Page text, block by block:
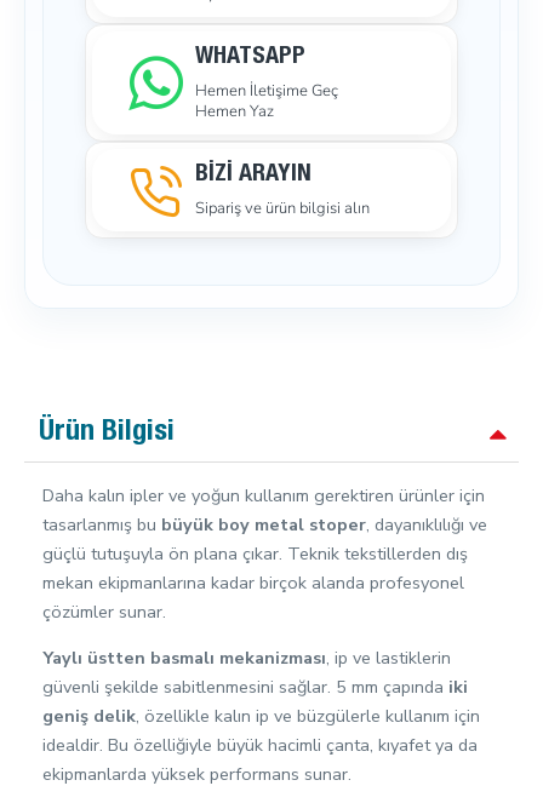
WHATSAPP
Hemen İletişime Geç
Hemen Yaz
BİZİ ARAYIN
Sipariş ve ürün bilgisi alın
Ürün Bilgisi
Daha kalın ipler ve yoğun kullanım gerektiren ürünler için
tasarlanmış bu büyük boy metal stoper, dayanıklılığı ve
güçlü tutuşuyla ön plana çıkar. Teknik tekstillerden dış
mekan ekipmanlarına kadar birçok alanda profesyonel
çözümler sunar.
Yaylı üstten basmalı mekanizması, ip ve lastiklerin
güvenli şekilde sabitlenmesini sağlar. 5 mm çapında iki
geniş delik, özellikle kalın ip ve büzgülerle kullanım için
idealdir. Bu özelliğiyle büyük hacimli çanta, kıyafet ya da
ekipmanlarda yüksek performans sunar.